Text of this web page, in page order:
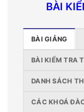
BÀI
BÀI GIẢNG
BÀI KIỂM TRA
DANH SÁCH
CÁC KHOÁ